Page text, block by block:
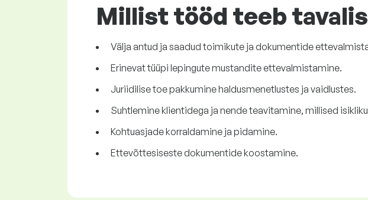
Millist tööd teeb
Välja antud ja saadud toimikute ja dokumentide
Erinevat tüüpi lepingute mustandite ettevalmistamine.
Juriidilise toe pakkumine haldusmenetlustes ja vaidlustes.
Suhtlemine klientidega ja nende teavitamine, millised
Kohtuasjade korraldamine ja pidamine.
Ettevõttesiseste dokumentide koostamine.